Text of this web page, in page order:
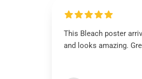
This Bleach poster
and looks amazing.